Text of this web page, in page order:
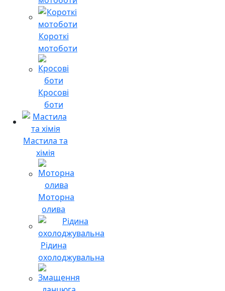
Короткі
мотоботи
Кросові
боти
Мастила та
хімія
Моторна
олива
Рідина
охолоджувальна